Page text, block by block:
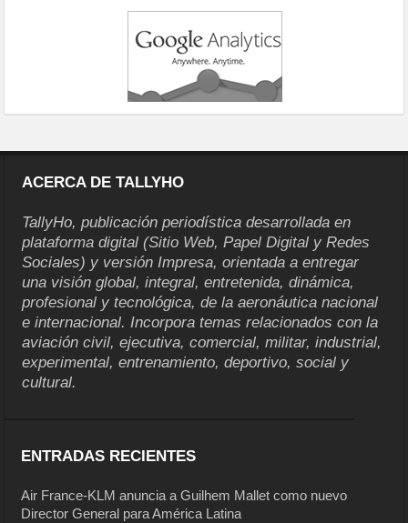
ACERCA DE TALLYHO
TallyHo, publicación periodística desarrollada en
plataforma digital (Sitio Web, Papel Digital y Redes
Sociales) y versión Impresa, orientada a entregar
una visión global, integral, entretenida, dinámica,
profesional y tecnológica, de la aeronáutica nacional
e internacional. Incorpora temas relacionados con la
aviación civil, ejecutiva, comercial, militar, industrial,
experimental, entrenamiento, deportivo, social y
cultural.
ENTRADAS RECIENTES
Air France-KLM anuncia a Guilhem Mallet como nuevo
Director General para América Latina